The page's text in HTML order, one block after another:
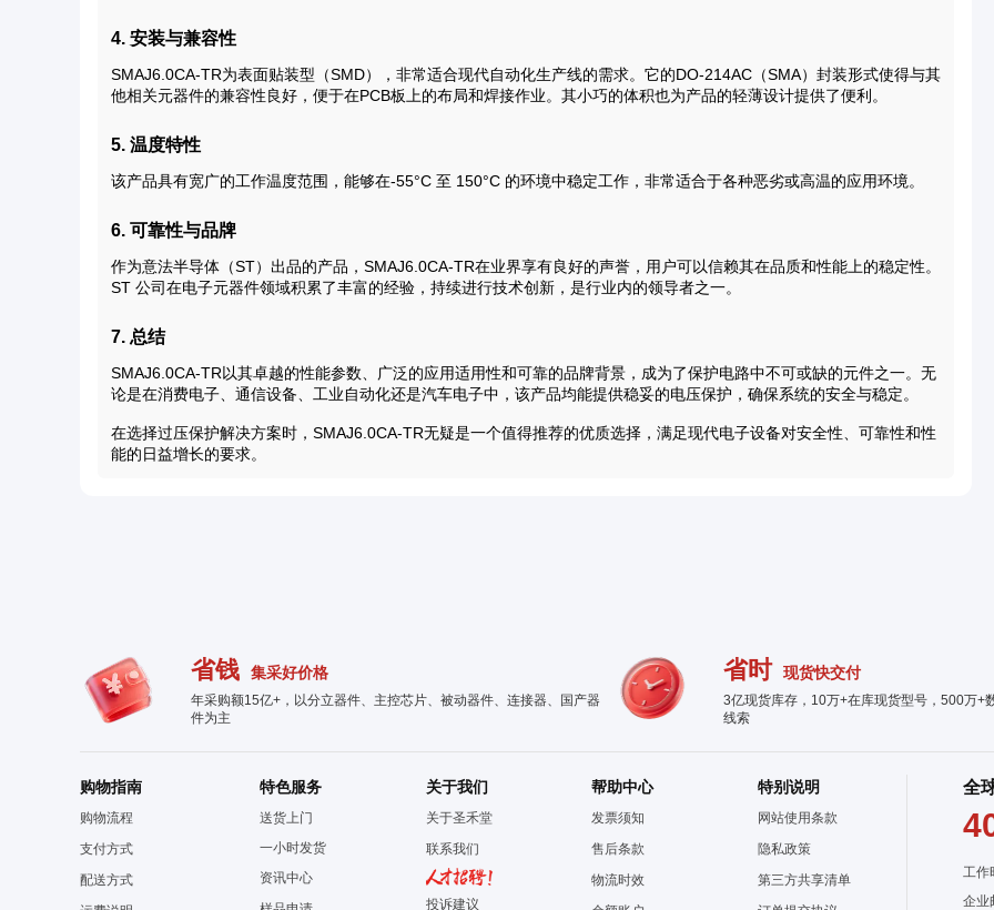
4. 安装与兼容性
SMAJ6.0CA-TR为表面贴装型（SMD），非常适合现代自动化生产线的需求。它的DO-214AC（SMA）封装形式使得与其
他相关元器件的兼容性良好，便于在PCB板上的布局和焊接作业。其小巧的体积也为产品的轻薄设计提供了便利。
5. 温度特性
该产品具有宽广的工作温度范围，能够在-55°C 至 150°C 的环境中稳定工作，非常适合于各种恶劣或高温的应用环境。
6. 可靠性与品牌
作为意法半导体（ST）出品的产品，SMAJ6.0CA-TR在业界享有良好的声誉，用户可以信赖其在品质和性能上的稳定性。
ST 公司在电子元器件领域积累了丰富的经验，持续进行技术创新，是行业内的领导者之一。
7. 总结
SMAJ6.0CA-TR以其卓越的性能参数、广泛的应用适用性和可靠的品牌背景，成为了保护电路中不可或缺的元件之一。无
论是在消费电子、通信设备、工业自动化还是汽车电子中，该产品均能提供稳妥的电压保护，确保系统的安全与稳定。
在选择过压保护解决方案时，SMAJ6.0CA-TR无疑是一个值得推荐的优质选择，满足现代电子设备对安全性、可靠性和性
能的日益增长的要求。
省钱 集采好价格
年采购额15亿+，以分立器件、主控芯片、被动器件、连接器、国产器
件为主
省时 现货快交付
3亿现货库存，10万+在库现货型号，500万+
线索
购物指南
购物流程
支付方式
配送方式
特色服务
送货上门
一小时发货
资讯中心
关于我们
关于圣禾堂
联系我们
投诉建议
帮助中心
发票须知
售后条款
物流时效
特别说明
网站使用条款
隐私政策
第三方共享清单
全
工作
企业